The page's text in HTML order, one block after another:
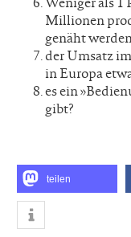
Millionen
genäht
der Umsatz
in Europa
es ein
gibt?
teilen